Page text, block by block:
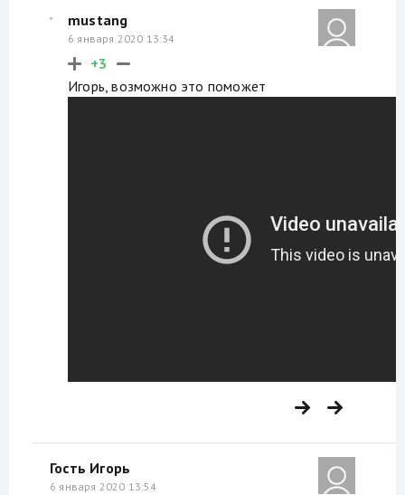
mustang
6 января 2020 13:34
+3
Игорь, возможно это поможет
Гость Игорь
6 января 2020 13:54